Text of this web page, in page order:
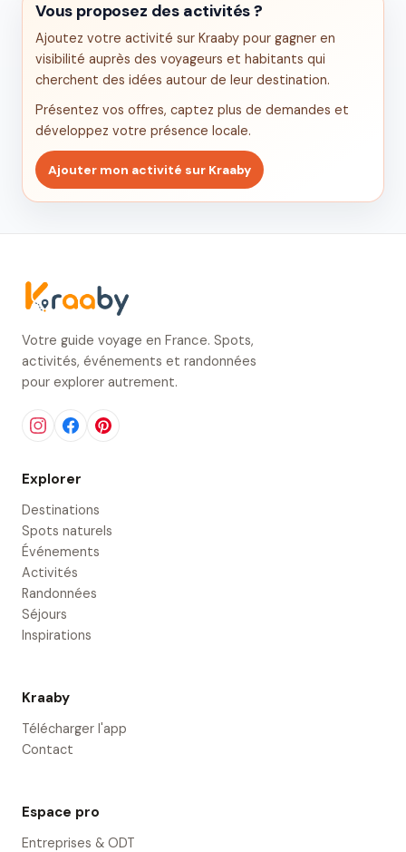
Vous proposez des activités ?
Ajoutez votre activité sur Kraaby pour gagner en
visibilité auprès des voyageurs et habitants qui
cherchent des idées autour de leur destination.
Présentez vos offres, captez plus de demandes et
développez votre présence locale.
Ajouter mon activité sur Kraaby
Votre guide voyage en France. Spots,
activités, événements et randonnées
pour explorer autrement.
Explorer
Destinations
Spots naturels
Événements
Activités
Randonnées
Séjours
Inspirations
Kraaby
Télécharger l'app
Contact
Espace pro
Entreprises & ODT